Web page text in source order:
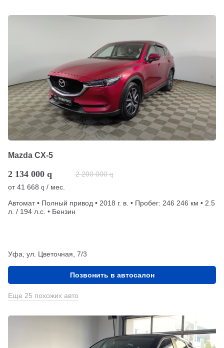
Mazda CX-5
2 134 000 q 2 200 000 q
от41 668 q / мес.
Автомат • Полный привод • 2018 г. в. • Пробег: 246 246 км • 2.5
л. / 194 л.с. • Бензин
Уфа, ул. Цветочная, 7/3
Позвонить в автосалон
Еще 25 похожих авто